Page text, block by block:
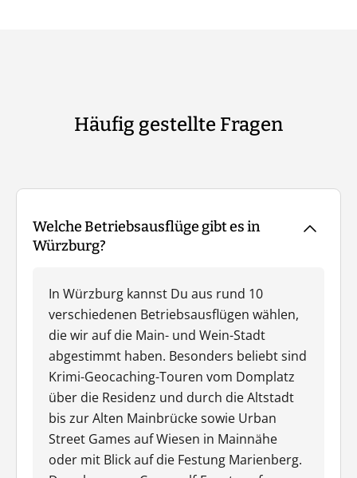
Häufig gestellte Fragen
Welche Betriebsausflüge gibt es in
Würzburg?
In Würzburg kannst Du aus rund 10
verschiedenen Betriebsausflügen wählen,
die wir auf die Main- und Wein-Stadt
abgestimmt haben. Besonders beliebt sind
Krimi-Geocaching-Touren vom Domplatz
über die Residenz und durch die Altstadt
bis zur Alten Mainbrücke sowie Urban
Street Games auf Wiesen in Mainnähe
oder mit Blick auf die Festung Marienberg.